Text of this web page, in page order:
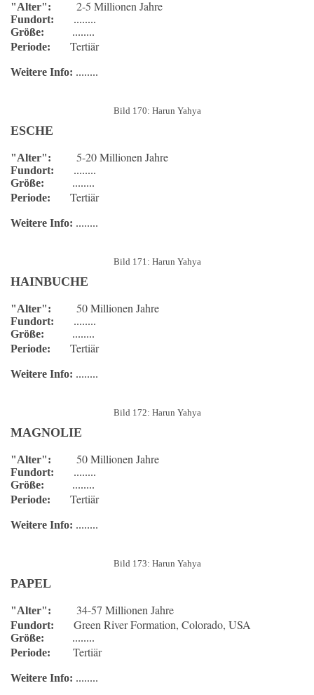
"Alter": 2-5 Millionen Jahre
Fundort: ........
Größe: ........
Periode: Tertiär
Weitere Info: ........
Bild 170: Harun Yahya
ESCHE
"Alter": 5-20 Millionen Jahre
Fundort: ........
Größe: ........
Periode: Tertiär
Weitere Info: ........
Bild 171: Harun Yahya
HAINBUCHE
"Alter": 50 Millionen Jahre
Fundort: ........
Größe: ........
Periode: Tertiär
Weitere Info: ........
Bild 172: Harun Yahya
MAGNOLIE
"Alter": 50 Millionen Jahre
Fundort: ........
Größe: ........
Periode: Tertiär
Weitere Info: ........
Bild 173: Harun Yahya
PAPEL
"Alter": 34-57 Millionen Jahre
Fundort: Green River Formation, Colorado, USA
Größe: ........
Periode: Tertiär
Weitere Info: ........